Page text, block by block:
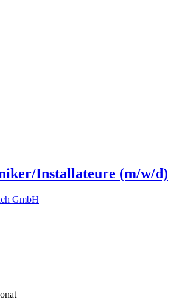
Installateure (m/w/d)
GmbH